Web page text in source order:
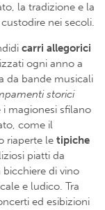
la tradizione e la
nei secoli.
carri allegorici
ogni anno a
da bande musicali
storici
magionesi sfilano
come il
riaperte le tipiche
piatti da
di vino
e ludico. Tra
ed esibizioni